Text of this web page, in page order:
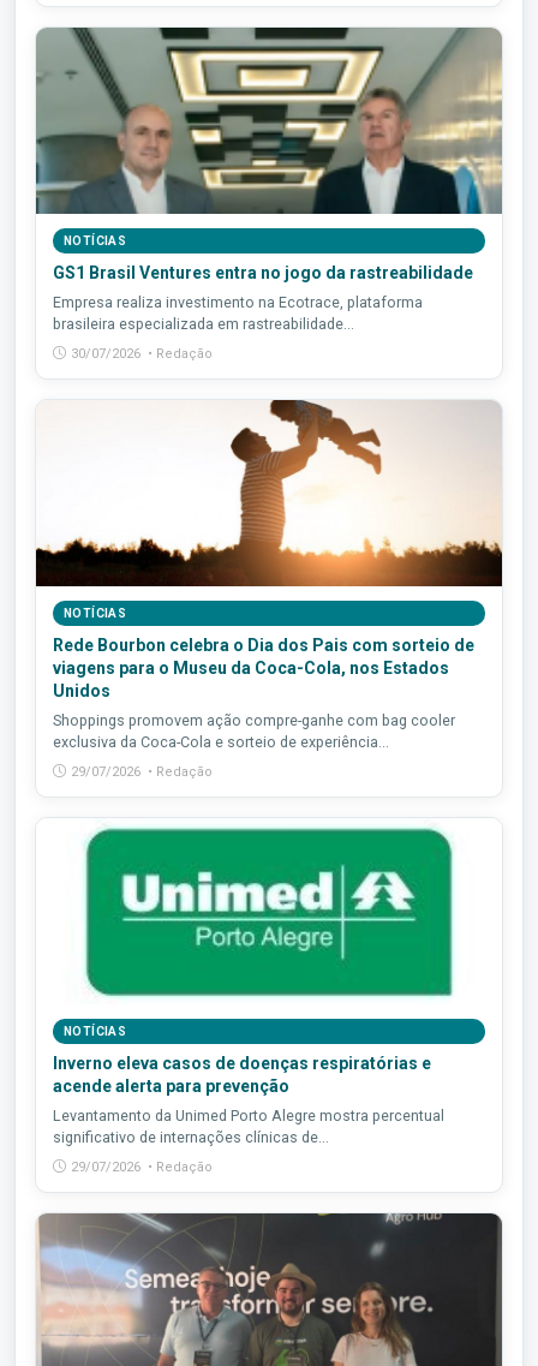
NOTÍCIAS
GS1 Brasil Ventures entra no jogo da rastreabilidade
Empresa realiza investimento na Ecotrace, plataforma
brasileira especializada em rastreabilidade...
30/07/2026 • Redação
NOTÍCIAS
Rede Bourbon celebra o Dia dos Pais com sorteio de
viagens para o Museu da Coca-Cola, nos Estados
Unidos
Shoppings promovem ação compre-ganhe com bag cooler
exclusiva da Coca-Cola e sorteio de experiência...
29/07/2026 • Redação
NOTÍCIAS
Inverno eleva casos de doenças respiratórias e
acende alerta para prevenção
Levantamento da Unimed Porto Alegre mostra percentual
significativo de internações clínicas de...
29/07/2026 • Redação